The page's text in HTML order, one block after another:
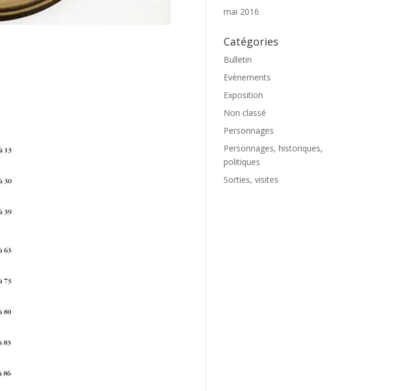
mai 2016
Catégories
Bulletin
Evènements
Exposition
Non classé
Personnages
Personnages, historiques,
politiques
Sorties, visites